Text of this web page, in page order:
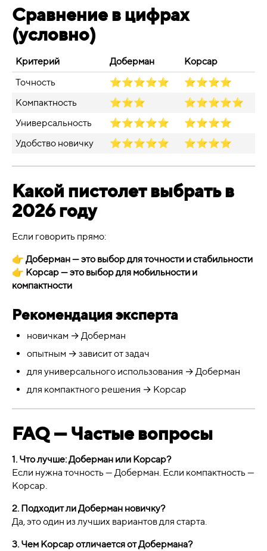
Сравнение в цифрах
(условно)
Критерий Доберман
Корсар
Точность
⭐⭐⭐⭐⭐
⭐⭐⭐⭐
Компактность
⭐⭐⭐
⭐⭐⭐⭐⭐
Универсальность
⭐⭐⭐⭐⭐
⭐⭐⭐⭐
Удобство новичку
⭐⭐⭐⭐⭐ ⭐⭐⭐⭐
Какой пистолет выбрать в
2026 году
Если говорить прямо:
👉 Доберман — это выбор для точности и стабильности
👉 Корсар — это выбор для мобильности и
компактности
Рекомендация эксперта
новичкам → Доберман
опытным → зависит от задач
для универсального использования → Доберман
для компактного решения → Корсар
FAQ — Частые вопросы
1. Что лучше: Доберман или Корсар?
Если нужна точность — Доберман. Если компактность —
Корсар.
2. Подходит ли Доберман новичку?
Да, это один из лучших вариантов для старта.
3. Чем Корсар отличается от Добермана?